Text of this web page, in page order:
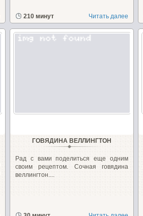
210 минут Читать далее
ГОВЯДИНА ВЕЛЛИНГТОН
Рад с вами поделиться еще одним
своим рецептом. Сочная говядина
веллингтон....